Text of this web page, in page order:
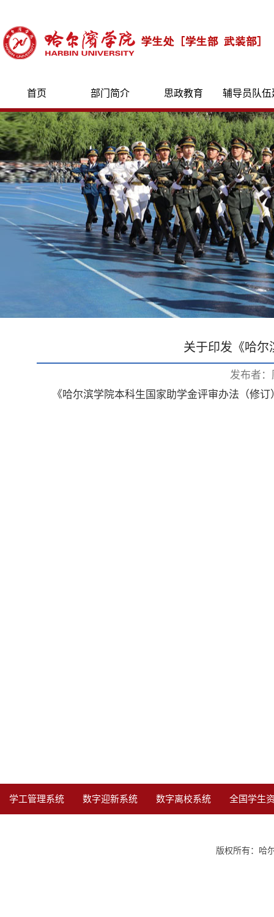
首页 部门简介 思政教育 辅导员队伍
关于印发《哈尔
发布者：
《哈尔滨学院本科生国家助学金评审办法（修订
学工管理系统 数字迎新系统 数字离校系统 全国学生
版权所有：哈